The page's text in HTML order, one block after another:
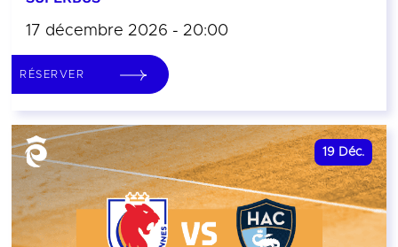
17 décembre 2026 - 20:00
RÉSERVER
19 Déc.